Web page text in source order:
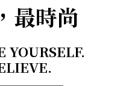
最時尚
YOURSELF.